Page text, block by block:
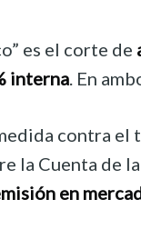
es el corte de
interna . En
contra el
la Cuenta
en